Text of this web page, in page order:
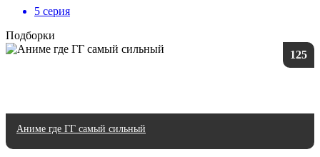
5 серия
Подборки
125
Аниме где ГГ самый сильный